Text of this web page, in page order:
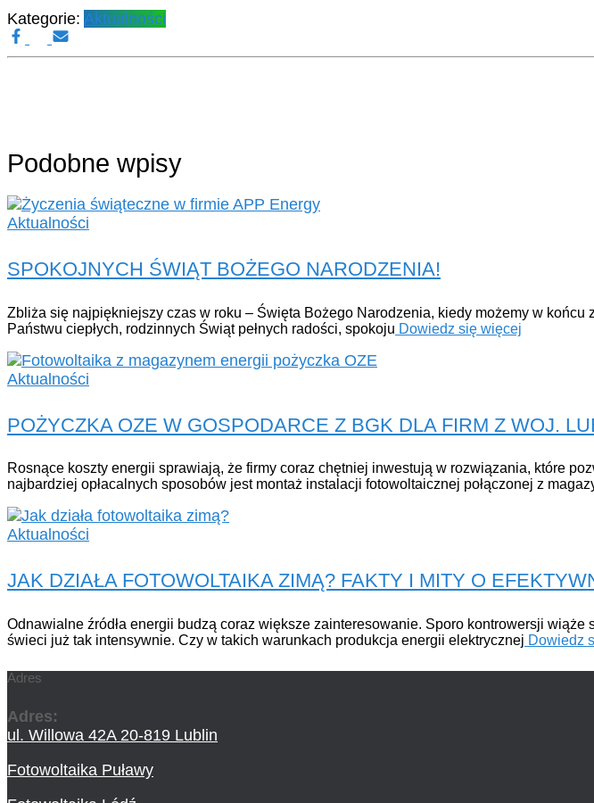
Kategorie: Aktualności
Podobne wpisy
Aktualności
SPOKOJNYCH ŚWIĄT BOŻEGO NARODZENIA!
Zbliża się najpiękniejszy czas w roku – Święta Bożego Narodzenia, kiedy możemy w
Państwu ciepłych, rodzinnych Świąt pełnych radości, spokoju Dowiedz się więcej
Aktualności
POŻYCZKA OZE W GOSPODARCE Z BGK DLA FIRM Z WOJ.
Rosnące koszty energii sprawiają, że firmy coraz chętniej inwestują w rozwiązania, które
najbardziej opłacalnych sposobów jest montaż instalacji fotowoltaicznej połączonej z
Aktualności
JAK DZIAŁA FOTOWOLTAIKA ZIMĄ? FAKTY I MITY O
Odnawialne źródła energii budzą coraz większe zainteresowanie. Sporo kontrowersji
świeci już tak intensywnie. Czy w takich warunkach produkcja energii elektrycznej Dowiedz
Adres
Adres:
ul. Willowa 42A 20-819 Lublin
Fotowoltaika Puławy